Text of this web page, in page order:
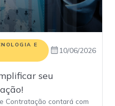
E
10/06/2026
seu
Contratação contará com